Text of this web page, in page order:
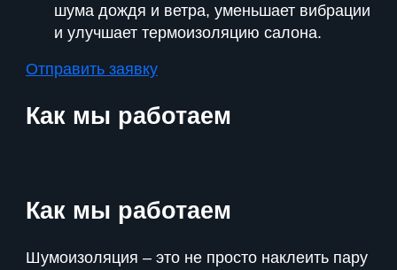
шума дождя и ветра, уменьшает вибрации
и улучшает термоизоляцию салона.
Отправить заявку
Как мы работаем
Как мы работаем
Шумоизоляция – это не просто наклеить пару